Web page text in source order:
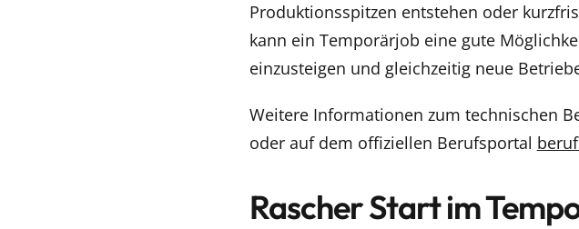
Produktionsspitzen entstehen oder
kann ein Temporärjob eine gute
einzusteigen und gleichzeitig neue
Weitere Informationen zum technischen
oder auf dem offiziellen Berufsportal
Rascher Start im